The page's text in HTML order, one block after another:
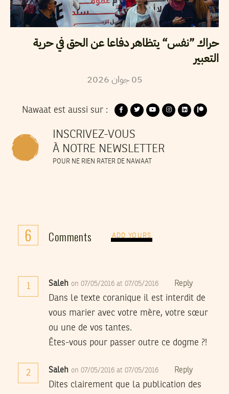
حراك ”نفس“ يتظاهر دفاعا عن الحق في حرية
التعبير
05 جوان2026
Nawaat est aussi sur :
INSCRIVEZ-VOUS
À NOTRE NEWSLETTER
POUR NE RIEN RATER DE NAWAAT
6 Comments ADD YOURS
1 Saleh on 07/05/2016 at 07/05/2016 Reply
Dans le texte coranique il est interdit de
vous marier avec votre mère, votre sœur
ou une de vos tantes.
Êtes-vous pour passer outre ce dogme ?!
2 Saleh on 07/05/2016 at 07/05/2016 Reply
Dites clairement que la publication des